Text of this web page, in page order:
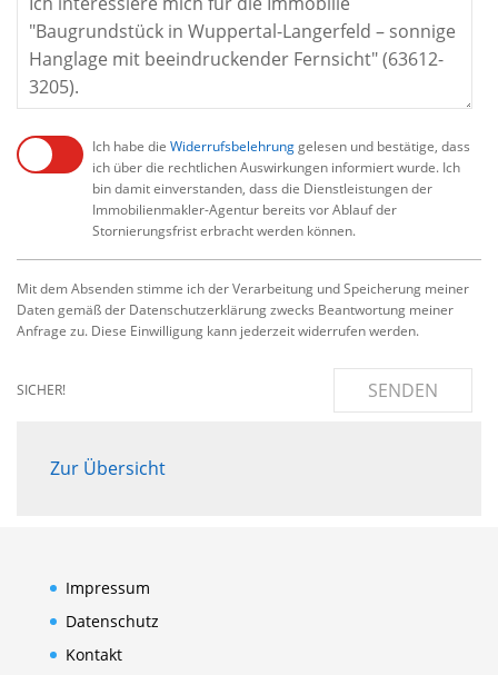
Ich habe die Widerrufsbelehrunggelesen und bestätige, dass
ich über die rechtlichen Auswirkungen informiert wurde. Ich
bin damit einverstanden, dass die Dienstleistungen der
Immobilienmakler-Agentur bereits vor Ablauf der
Stornierungsfrist erbracht werden können.
Mit dem Absenden stimme ich der Verarbeitung und Speicherung meiner
Daten gemäß der Datenschutzerklärung zwecks Beantwortung meiner
Anfrage zu. Diese Einwilligung kann jederzeit widerrufen werden.
SICHER! SENDEN
Zur Übersicht
Impressum
Datenschutz
Kontakt